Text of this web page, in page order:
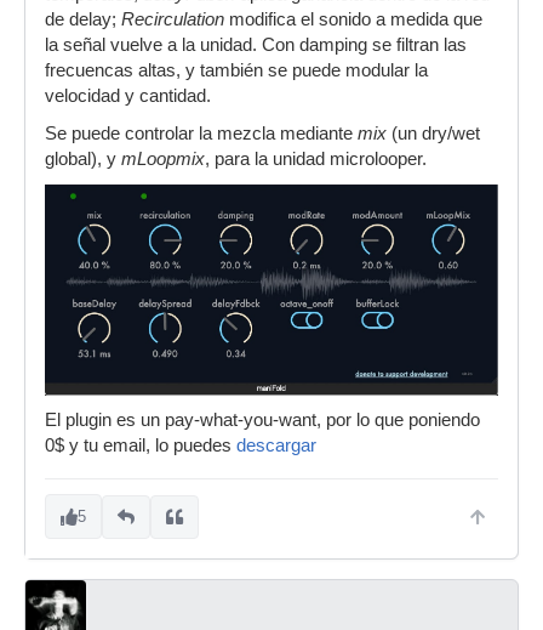
de delay; Recirculation modifica el sonido a medida que
la señal vuelve a la unidad. Con damping se filtran las
frecuencas altas, y también se puede modular la
velocidad y cantidad.
Se puede controlar la mezcla mediante mix (un dry/wet
global), y mLoopmix, para la unidad microlooper.
El plugin es un pay-what-you-want, por lo que poniendo
0$ y tu email, lo puedes descargar
5